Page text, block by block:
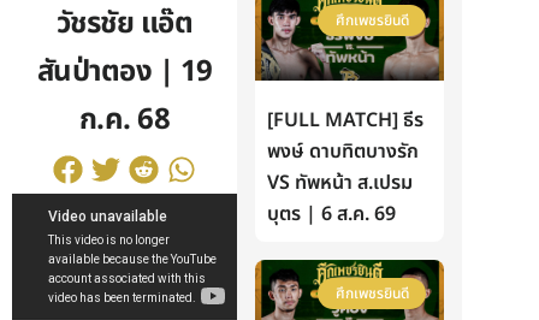
วัชรชัย แอ๊ต
สันป่าตอง | 19
ก.ค. 68
ศึกเพชรยินดี
[FULL MATCH] ธีร
พงษ์ ดาบทิตบางรัก
VS ทัพหน้า ส.เปรม
บุตร | 6 ส.ค. 69
ศึกเพชรยินดี